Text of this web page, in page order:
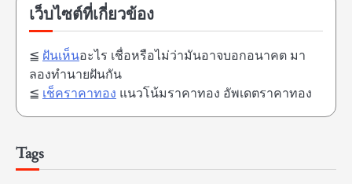
เว็บไซต์ที่เกี่ยวข้อง
≦ ฝันเห็นอะไร เชื่อหรือไม่ว่ามันอาจบอกอนาคต มา
ลองทำนายฝันกัน
≦ เช็คราคาทอง แนวโน้มราคาทอง อัพเดตราคาทอง
Tags